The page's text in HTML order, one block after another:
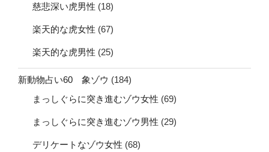
慈悲深い虎男性 (18)
楽天的な虎女性 (67)
楽天的な虎男性 (25)
新動物占い60 象ゾウ (184)
まっしぐらに突き進むゾウ女性 (69)
まっしぐらに突き進むゾウ男性 (29)
デリケートなゾウ女性 (68)